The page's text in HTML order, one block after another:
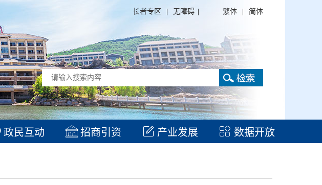
繁体 简体
长者专区 无障碍
政民互动 招商引资 产业发展 数据开放